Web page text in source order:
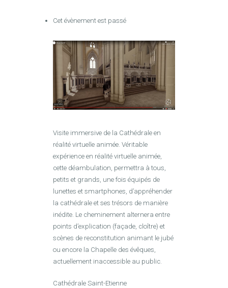
Cet évènement est passé
Visite immersive de la Cathédrale en
réalité virtuelle animée. Véritable
expérience en réalité virtuelle animée,
cette déambulation, permettra à tous,
petits et grands, une fois équipés de
lunettes et smartphones, d’appréhender
la cathédrale et ses trésors de manière
inédite. Le cheminement alternera entre
points d’explication (façade, cloître) et
scènes de reconstitution animant le jubé
ou encore la Chapelle des évêques,
actuellement inaccessible au public.
Cathédrale Saint-Etienne